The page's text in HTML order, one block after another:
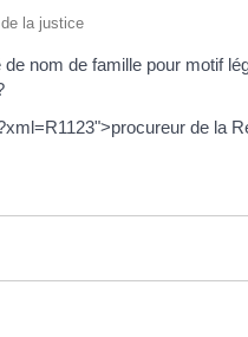
la justice
nom de famille pour motif
de la